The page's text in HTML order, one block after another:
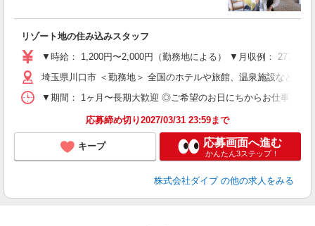
リゾート地の住み込みスタッフ
▼時給： 1,200円〜2,000円（勤務地による） ▼月収例： 27万
埼玉県川口市 ＜勤務地＞ 全国のホテルや旅館、温泉施設など勤
▼期間： 1ヶ月〜長期大歓迎 ◎ご希望のお日にちからお仕事開
応募締め切り2027/03/31 23:59まで
キープ 応募画面へ進む
かんたん3ステップ！
株式会社ダイブ の他の求人をみる